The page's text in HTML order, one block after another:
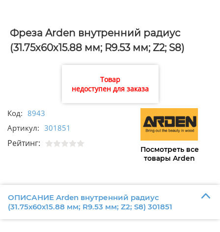
Фреза Arden внутренний радиус
(31.75х60х15.88 мм; R9.53 мм; Z2; S8)
Товар
недоступен для заказа
Код: 8943
Артикул: 301851
Рейтинг:
Посмотреть все
товары Arden
ОПИСАНИЕ Arden внутренний радиус
(31.75х60х15.88 мм; R9.53 мм; Z2; S8) 301851